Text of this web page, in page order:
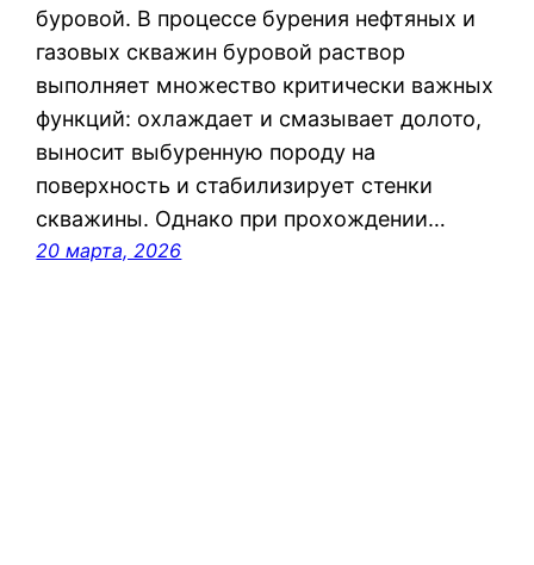
буровой. В процессе бурения нефтяных и
газовых скважин буровой раствор
выполняет множество критически важных
функций: охлаждает и смазывает долото,
выносит выбуренную породу на
поверхность и стабилизирует стенки
скважины. Однако при прохождении…
20 марта, 2026